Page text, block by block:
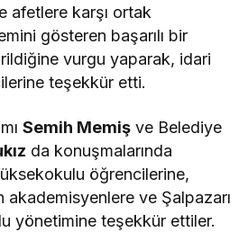
afetlere karşı ortak
gösteren başarılı bir
vurgu yaparak, idari
teşekkür etti.
Semih Memiş ve Belediye
da konuşmalarında
öğrencilerine,
ve Şalpazarı
yönetimine teşekkür ettiler.